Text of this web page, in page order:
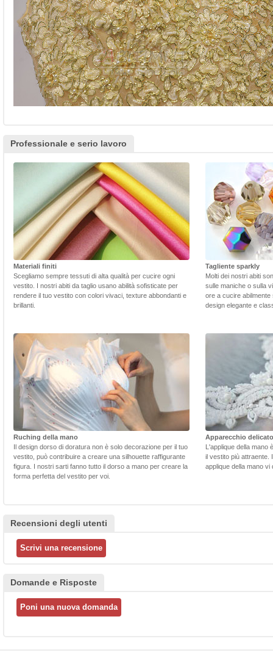
Professionale e serio lavoro
Materiali finiti
Scegliamo sempre tessuti di alta qualità per cucire ogni
vestito. I nostri abiti da taglio usano abilità sofisticate per
rendere il tuo vestito con colori vivaci, texture abbondanti e
brillanti.
Tagliente sparkly
Molti dei nostri abiti
sulle maniche o sulla
ore a cucire
design elegante e
Ruching della mano
Il design dorso di doratura non è solo decorazione per il tuo
vestito, può contribuire a creare una silhouette raffigurante
figura. I nostri sarti fanno tutto il dorso a mano per creare la
forma perfetta del vestito per voi.
Apparecchio delicato
L'applique della mano
il vestito più attraente.
applique della mano
Recensioni degli utenti
Domande e Risposte